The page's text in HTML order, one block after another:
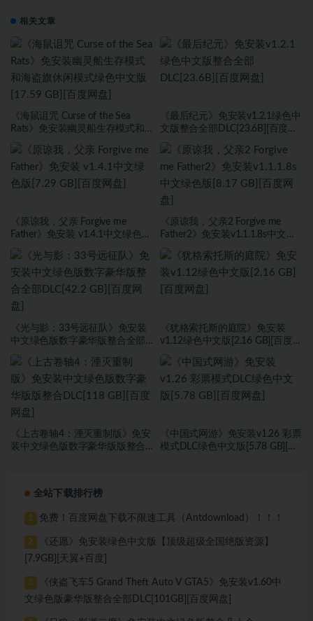
相关文章
《海鼠诅咒 Curse of the Sea
Rats》免安装幽灵船生存模式和
GB][百度网盘]
《最后纪元》免安装v1.2.1绿色中
文版整合全部DLC[23.6B][百度网
《原谅我，父亲 Forgive me
Father》免安装 v1.4.1中文绿色版
《原谅我，父亲2 Forgive me
Father2》免安装v1.1.1.8s中文绿
《光与影：33号远征队》免安装
中文绿色版数字豪华版整合全部
《犹格索托斯的庭院》免安装
v1.12绿色中文版[2.16 GB][百度网
《上古卷轴4：湮灭重制版》免安
装中文绿色版数字豪华版版整合
《中国式网游》免安装v1.26 彩票
模式DLC绿色中文版[5.78 GB][百
全站下载排行榜
1 免费！百度网盘下载不限速工具（Antdownload）！！！
2
《还愿》免安装绿色中文版【顶级超级全国绝版资源】
[7.9GB][天翼+百度]
3
《侠盗飞车5 Grand Theft Auto V GTA5》免安装v1.60中
文绿色版豪华版整合全部DLC[101GB][百度网盘]